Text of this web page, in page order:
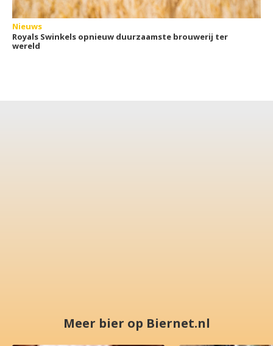
Nieuws
Royals Swinkels opnieuw duurzaamste brouwerij ter
wereld
Meer bier op Biernet.nl